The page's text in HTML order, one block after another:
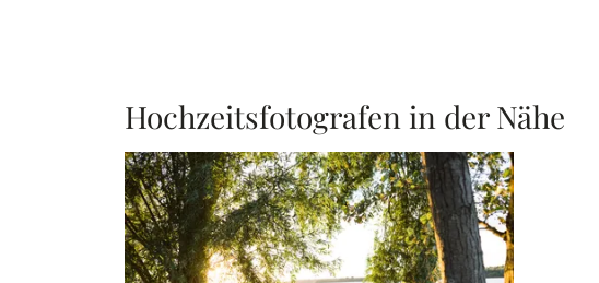
Hochzeitsfotografen in der Nähe